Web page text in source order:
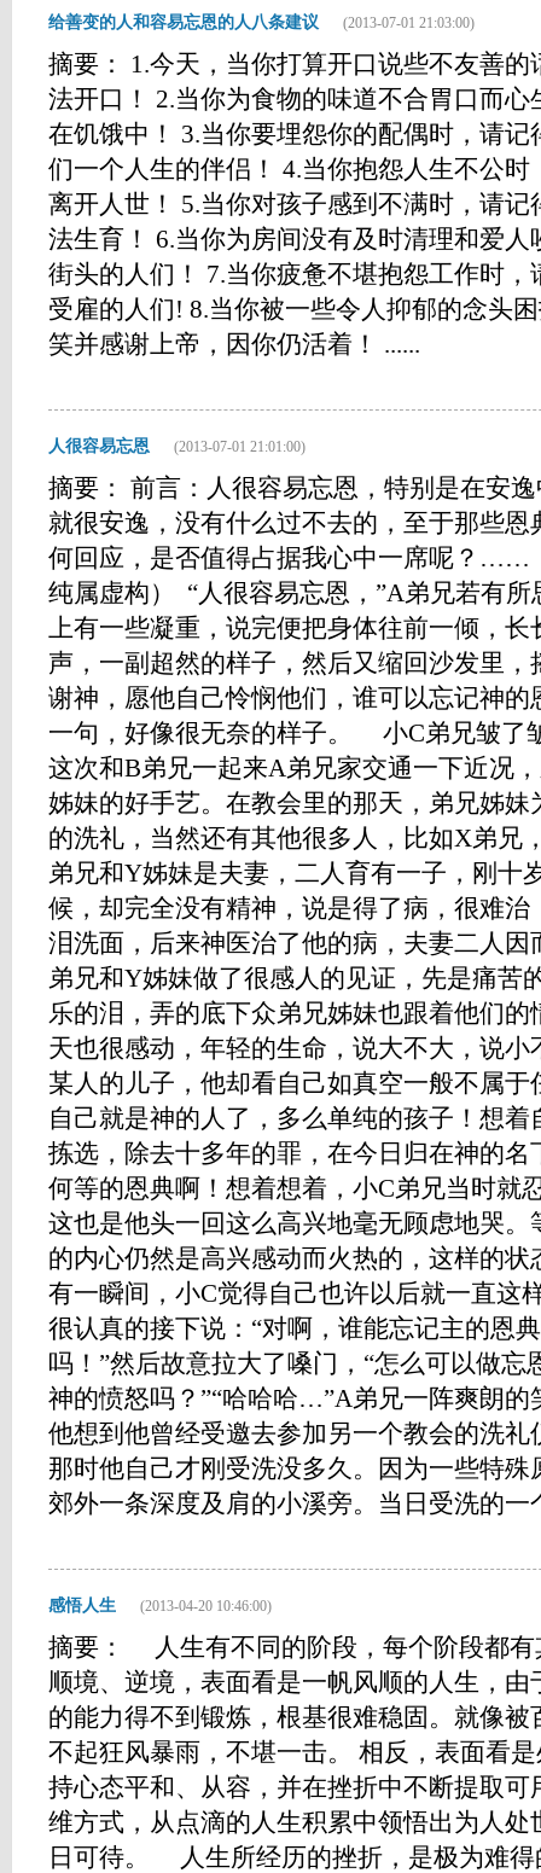
给善变的人和容易忘恩的人八条建议 (2013-07-01 21:03:00)
摘要： 1.今天，当你打算开口说些不友善
法开口！ 2.当你为食物的味道不合胃口而
在饥饿中！ 3.当你要埋怨你的配偶时，请
们一个人生的伴侣！ 4.当你抱怨人生不公
离开人世！ 5.当你对孩子感到不满时，请
法生育！ 6.当你为房间没有及时清理和爱
街头的人们！ 7.当你疲惫不堪抱怨工作时
受雇的人们! 8.当你被一些令人抑郁的念头
笑并感谢上帝，因你仍活着！ ......
人很容易忘恩 (2013-07-01 21:01:00)
摘要： 前言：人很容易忘恩，特别是在安
就很安逸，没有什么过不去的，至于那些
何回应，是否值得占据我心中一席呢？
纯属虚构） “人很容易忘恩，”A弟兄若有
上有一些凝重，说完便把身体往前一倾，
声，一副超然的样子，然后又缩回沙发里，
谢神，愿他自己怜悯他们，谁可以忘记神的
一句，好像很无奈的样子。 小C弟兄皱了
这次和B弟兄一起来A弟兄家交通一下近况
姊妹的好手艺。在教会里的那天，弟兄姊
的洗礼，当然还有其他很多人，比如X弟兄
弟兄和Y姊妹是夫妻，二人育有一子，刚十
候，却完全没有精神，说是得了病，很难
泪洗面，后来神医治了他的病，夫妻二人
弟兄和Y姊妹做了很感人的见证，先是痛苦
乐的泪，弄的底下众弟兄姊妹也跟着他们
天也很感动，年轻的生命，说大不大，说
某人的儿子，他却看自己如真空一般不属
自己就是神的人了，多么单纯的孩子！想
拣选，除去十多年的罪，在今日归在神的
何等的恩典啊！想着想着，小C弟兄当时就
这也是他头一回这么高兴地毫无顾虑地哭
的内心仍然是高兴感动而火热的，这样的
有一瞬间，小C觉得自己也许以后就一直
很认真的接下说：“对啊，谁能忘记主的恩
吗！”然后故意拉大了嗓门，“怎么可以做忘
神的愤怒吗？”“哈哈哈…”A弟兄一阵爽朗的
他想到他曾经受邀去参加另一个教会的洗礼
那时他自己才刚受洗没多久。因为一些特
郊外一条深度及肩的小溪旁。当日受洗的一
感悟人生 (2013-04-20 10:46:00)
摘要： 人生有不同的阶段，每个阶段都
顺境、逆境，表面看是一帆风顺的人生，
的能力得不到锻炼，根基很难稳固。就像
不起狂风暴雨，不堪一击。 相反，表面看
持心态平和、从容，并在挫折中不断提取
维方式，从点滴的人生积累中领悟出为人
日可待。 人生所经历的挫折，是极为难得